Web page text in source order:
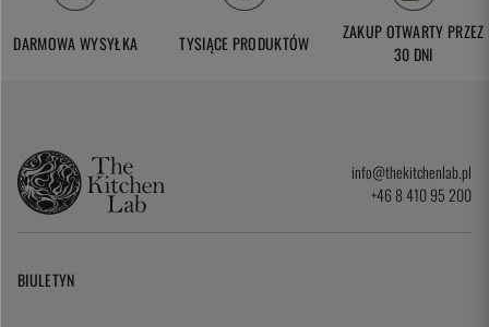
DARMOWA WYSYŁKA TYSIĄCE PRODUKTÓW
ZAKUP OTWARTY PRZEZ
30 DNI
info@thekitchenlab.pl
+46 8 410 95 200
BIULETYN